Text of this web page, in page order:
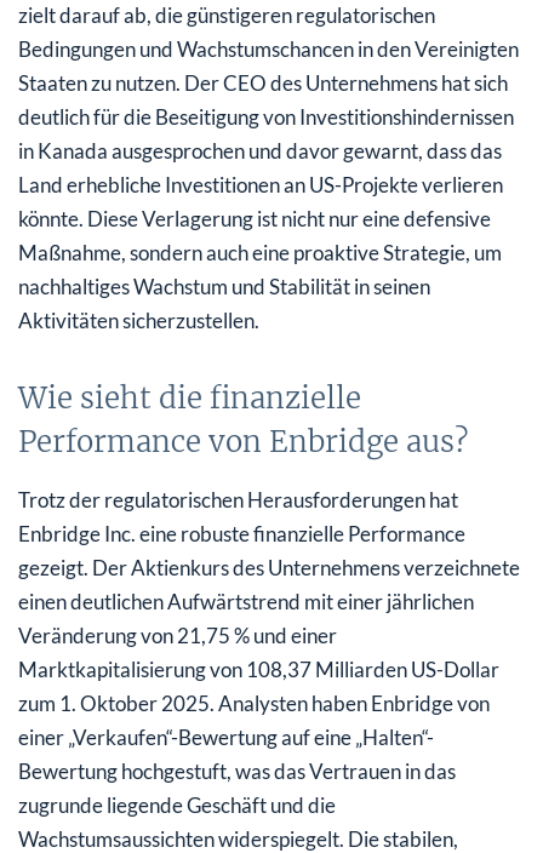
zielt darauf ab, die günstigeren regulatorischen
Bedingungen und Wachstumschancen in den Vereinigten
Staaten zu nutzen. Der CEO des Unternehmens hat sich
deutlich für die Beseitigung von Investitionshindernissen
in Kanada ausgesprochen und davor gewarnt, dass das
Land erhebliche Investitionen an US-Projekte verlieren
könnte. Diese Verlagerung ist nicht nur eine defensive
Maßnahme, sondern auch eine proaktive Strategie, um
nachhaltiges Wachstum und Stabilität in seinen
Aktivitäten sicherzustellen.
Wie sieht die finanzielle
Performance von Enbridge aus?
Trotz der regulatorischen Herausforderungen hat
Enbridge Inc. eine robuste finanzielle Performance
gezeigt. Der Aktienkurs des Unternehmens verzeichnete
einen deutlichen Aufwärtstrend mit einer jährlichen
Veränderung von 21,75 % und einer
Marktkapitalisierung von 108,37 Milliarden US-Dollar
zum 1. Oktober 2025. Analysten haben Enbridge von
einer „Verkaufen“-Bewertung auf eine „Halten“-
Bewertung hochgestuft, was das Vertrauen in das
zugrunde liegende Geschäft und die
Wachstumsaussichten widerspiegelt. Die stabilen,